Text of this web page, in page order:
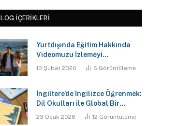
İÇERIKLERI
Yurtdışında Eğitim Hakkında
Videomuzu İzlemeyi
Unutmayın!
10 Şubat 2026 6 Görüntüleme
İngiltere’de İngilizce Öğrenmek:
Dil Okulları ile Global Bir
23 Ocak 2026 12 Görüntüleme